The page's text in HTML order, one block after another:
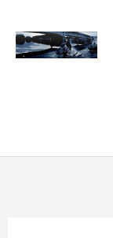
Inhalt
springen